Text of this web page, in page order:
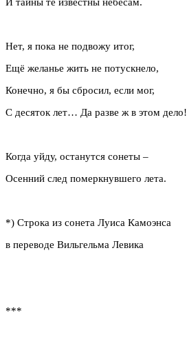
Нет, я пока не подвожу итог,
Ещё желанье жить не потускнело,
Конечно, я бы сбросил, если мог,
С десяток лет… Да разве ж в этом дело!
Когда уйду, останутся сонеты –
Осенний след померкнувшего лета.
*) Строка из сонета Луиса Камоэнса
в переводе Вильгельма Левика
***